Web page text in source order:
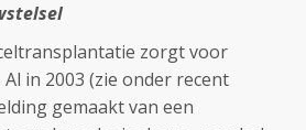
zorgt voor
in 2003 (zie onder recent
gemaakt van een